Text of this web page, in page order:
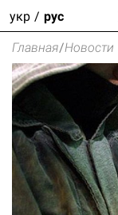
укр рус
Главная/Новости